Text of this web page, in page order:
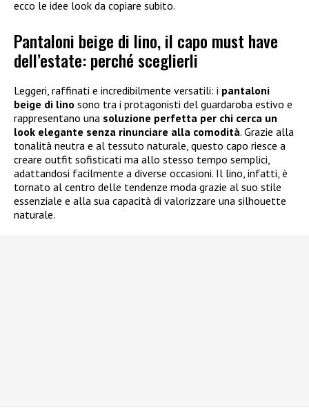
ecco le idee look da copiare subito.
Pantaloni beige di lino, il capo must have
dell’estate: perché sceglierli
Leggeri, raffinati e incredibilmente versatili: i pantaloni
beige di lino sono tra i protagonisti del guardaroba estivo e
rappresentano una soluzione perfetta per chi cerca un
look elegante senza rinunciare alla comodità. Grazie alla
tonalità neutra e al tessuto naturale, questo capo riesce a
creare outfit sofisticati ma allo stesso tempo semplici,
adattandosi facilmente a diverse occasioni. Il lino, infatti, è
tornato al centro delle tendenze moda grazie al suo stile
essenziale e alla sua capacità di valorizzare una silhouette
naturale.